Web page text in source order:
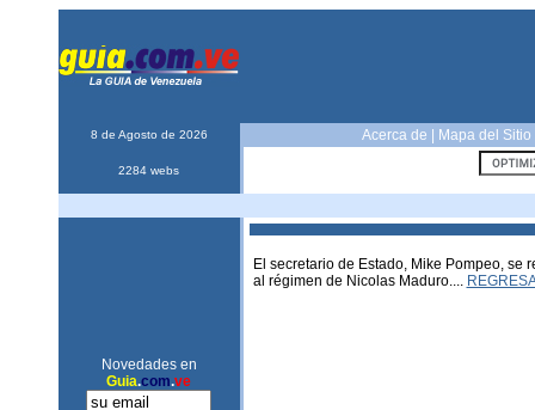
8 de Agosto de 2026 Acerca de Mapa del Sitio
2284 webs
Novedades en
Guia.com.ve
El secretario de Estado, Mike Pompeo, se
al régimen de Nicolas Maduro....